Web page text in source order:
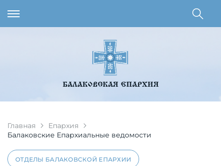
БАЛАКОВСКАЯ ЕПАРХИЯ
Главная
Епархия
Балаковские Епархиальные ведомости
ОТДЕЛЫ БАЛАКОВСКОЙ ЕПАРХИИ